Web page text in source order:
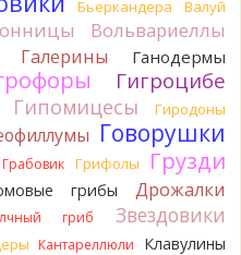
Цвета на фото вряд ли
по пластинкам.
или близкие виды
и в руке - разные грибы.
Бьеркандера Валуй
Вольвариеллы
Галерины Ганодермы
Гигроцибе
Гипомицесы Гиродоны
Говорушки
Грабовик Грифолы Грузди
грибы Дрожалки
гриб Звездовики
Кантареллюли
Клавулины